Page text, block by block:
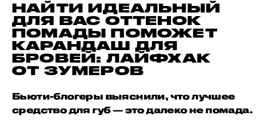
НАЙТИ ИДЕАЛЬНЫЙ
ДЛЯ ВАС ОТТЕНОК
ПОМАДЫ ПОМОЖЕТ
КАРАНДАШ ДЛЯ
БРОВЕЙ: ЛАЙФХАК
ОТ ЗУМЕРОВ
Бьюти-блогеры выяснили, что лучшее
средство для губ — это далеко не помада.